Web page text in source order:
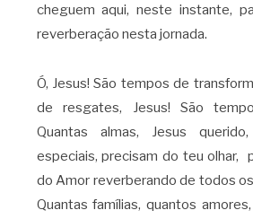
cheguem aqui, neste instante,
reverberação nesta jornada.
Ó, Jesus! São tempos de
de resgates, Jesus! São
Quantas almas, Jesus
especiais, precisam do teu olhar,
do Amor reverberando de todos
Quantas famílias, quantos